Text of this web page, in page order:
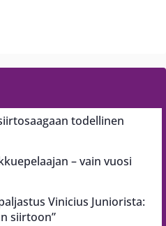
todellinen
– vain vuosi
Vinicius Juniorista:
siirtoon”